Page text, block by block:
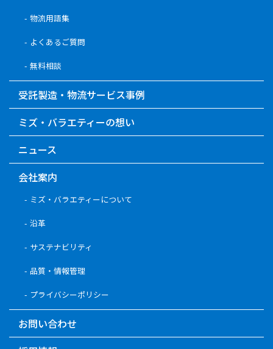
物流用語集
よくあるご質問
無料相談
受託製造・物流サービス事例
ミズ・バラエティーの想い
ニュース
会社案内
ミズ・バラエティーについて
沿革
サステナビリティ
品質・情報管理
プライバシーポリシー
お問い合わせ